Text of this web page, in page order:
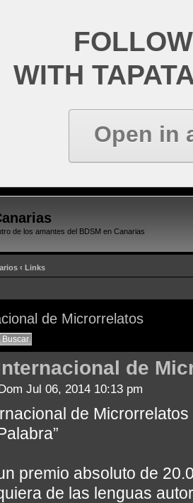
WITH
Open in
de los amantes del BDSM en Canarias
‹ Links
de Microrrelatos
de
Jul 06, 2014 10:13 pm
de Microrrelatos
premio absoluto de
de las lenguas